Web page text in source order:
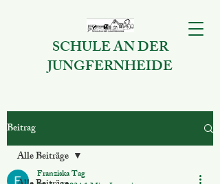
SCHULE AN DER
JUNGFERNHEIDE
Beitrag
Alle Beiträge
Franziska Tag